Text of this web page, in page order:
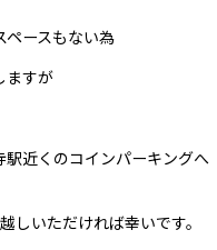
ペースもない為
ますが
近くのコインパーキングへ
しいただければ幸いです。